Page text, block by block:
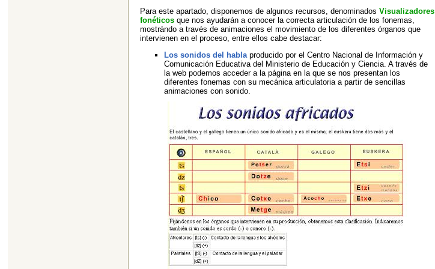
Para este apartado, disponemos de algunos recursos, denominadosVisualizadores
fonéticos que nos ayudarán a conocer la correcta articulación de los fonemas,
mostrándo a través de animaciones el movimiento de los diferentes órganos que
intervienen en el proceso, entre ellos cabe destacar:
Los sonidos del habla producido por el Centro Nacional de Información y
Comunicación Educativa del Ministerio de Educación y Ciencia. A través de
la web podemos acceder a la página en la que se nos presentan los
diferentes fonemas con su mecánica articulatoria a partir de sencillas
animaciones con sonido.